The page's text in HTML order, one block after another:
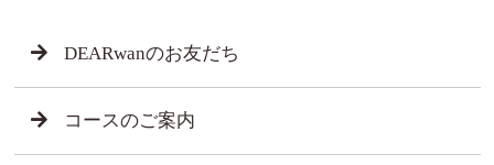
DEARwanのお友だち
コースのご案内